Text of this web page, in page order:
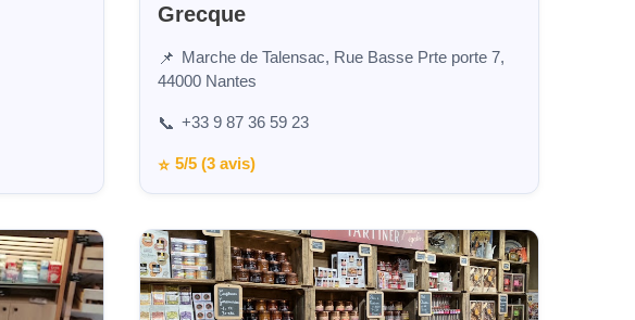
Grecque
📌 Marche de Talensac, Rue Basse Prte porte 7,
44000 Nantes
📞 +33 9 87 36 59 23
⭐ 5/5 (3 avis)